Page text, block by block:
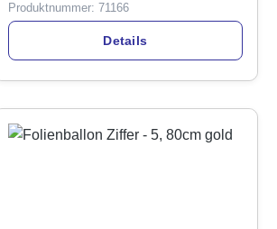
Produktnummer: 71166
Details